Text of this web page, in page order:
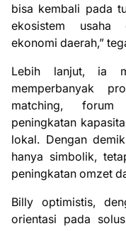
bisa kembali pada
ekosistem usaha
ekonomi daerah,”
Lebih lanjut, ia
memperbanyak
matching, forum
peningkatan
lokal. Dengan
hanya simbolik,
peningkatan omzet
Billy optimistis,
orientasi pada